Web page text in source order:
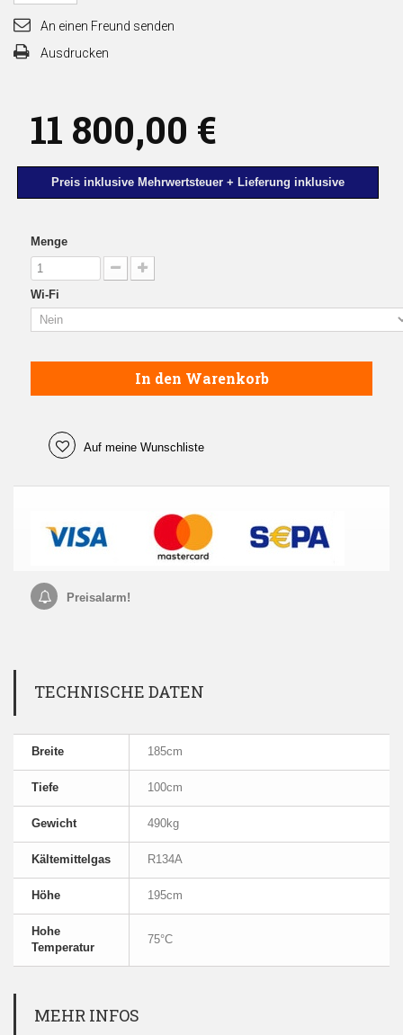
An einen Freund senden
Ausdrucken
11 800,00 €
Preis inklusive Mehrwertsteuer + Lieferung inklusive
Menge
Wi-Fi
In den Warenkorb
Auf meine Wunschliste
Preisalarm!
TECHNISCHE DATEN
Breite 185cm
Tiefe 100cm
Gewicht 490kg
Kältemittelgas R134A
Höhe 195cm
Hohe
Temperatur
75°C
MEHR INFOS